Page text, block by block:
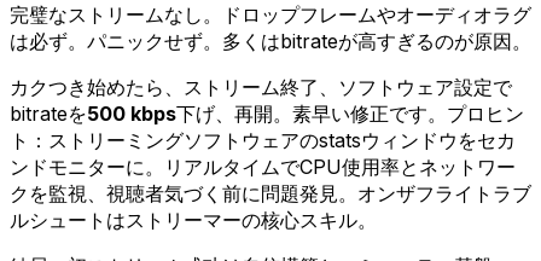
完璧なストリームなし。ドロップフレームやオーディオラグ
は必ず。パニックせず。多くはbitrateが高すぎるのが原因。
カクつき始めたら、ストリーム終了、ソフトウェア設定で
bitrateを500 kbps下げ、再開。素早い修正です。プロヒン
ト：ストリーミングソフトウェアのstatsウィンドウをセカ
ンドモニターに。リアルタイムでCPU使用率とネットワー
クを監視、視聴者気づく前に問題発見。オンザフライトラブ
ルシュートはストリーマーの核心スキル。